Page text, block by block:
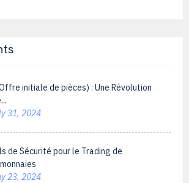
initiale de pièces) : Une Révolution
31, 2024
de Sécurité pour le Trading de
23, 2024